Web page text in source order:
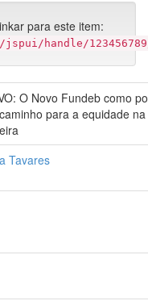
para este item:
handle/
O Novo Fundeb como
para a equidade na
Tavares